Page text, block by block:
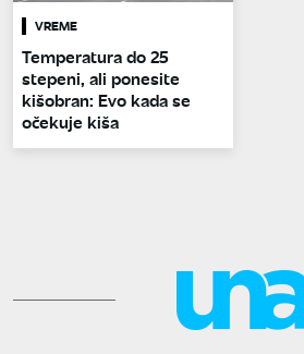
VREME
Temperatura do 25
stepeni, ali ponesite
kišobran: Evo kada se
očekuje kiša